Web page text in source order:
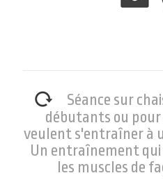
Séance sur
débutants ou pour
veulent s'entraîner à
Un entraînement
les muscles de